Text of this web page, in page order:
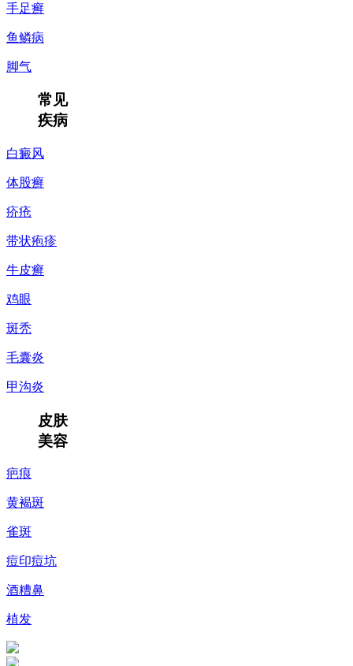
手足癣
鱼鳞病
脚气
常见
疾病
白癜风
体股癣
疥疮
带状疱疹
牛皮癣
鸡眼
斑秃
毛囊炎
甲沟炎
皮肤
美容
疤痕
黄褐斑
雀斑
痘印痘坑
酒糟鼻
植发